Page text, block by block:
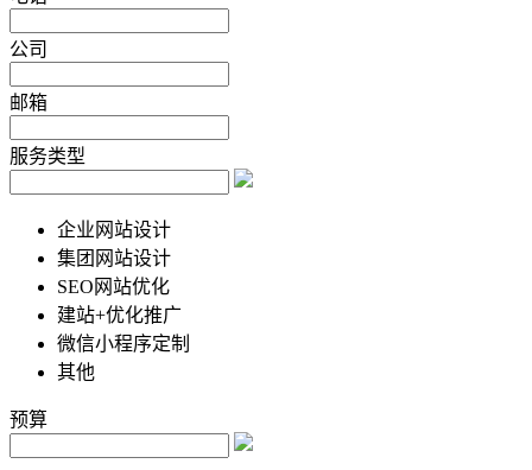
公司
邮箱
服务类型
企业网站设计
集团网站设计
SEO网站优化
建站+优化推广
微信小程序定制
其他
预算